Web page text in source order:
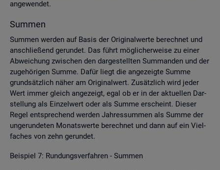
an­ge­wen­det.
Sum­men
Sum­men wer­den auf Basis der Ori­gi­nal­wer­te be­rech­net und
an­schlie­ßend ge­run­det. Das führt mög­li­cher­wei­se zu einer
Ab­wei­chung zwi­schen den dar­ge­stell­ten Sum­man­den und der
zu­ge­hö­ri­gen Summe. Dafür liegt die an­ge­zeig­te Summe
grund­sätz­lich näher am Ori­gi­nal­wert. Zu­sätz­lich wird jeder
Wert immer gleich an­ge­zeigt, egal ob er in der ak­tu­el­len Dar­
stel­lung als Ein­zel­wert oder als Summe er­scheint. Die­ser
Regel ent­spre­chend wer­den Jah­res­sum­men als Summe der
un­ge­run­de­ten Mo­nats­wer­te be­rech­net und dann auf ein Viel­
fa­ches von zehn ge­run­det.
Bei­spiel 7: Run­dungs­ver­fah­ren - Sum­men